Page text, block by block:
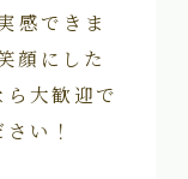
感できま
顔にした
大歓迎で
い！